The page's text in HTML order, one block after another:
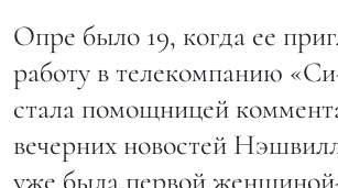
Опре было 19, когда ее
работу в телекомпанию
стала помощницей
вечерних новостей
уже была первой